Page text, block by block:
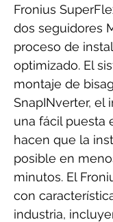
Fronius
dos seguidores
proceso de
optimizado. El
montaje de
SnapINverter, el
una fácil puesta
hacen que la
posible en
minutos. El
con
industria,